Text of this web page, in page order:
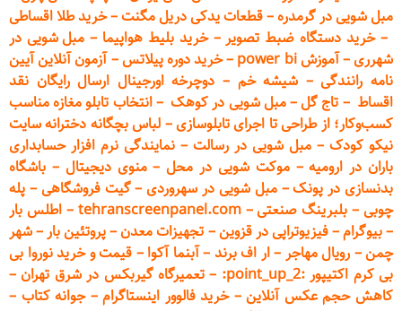
مبل شویی در گرمدره–قطعاتیدکی دریل مگنت–خرید طلا اقساطی
–خرید دستگاه ضبط تصویر–خرید بلیط هواپیما –مبل شویی در
شهرری–آموزش power bi –خرید دورهپیلاتس–آزمون آنلاین آیین
نامه رانندگی– شیشه خم – دوچرخه اورجینال ارسال رایگان نقد
اقساط – تاج گل–مبل شویی در کوهک–انتخاب تابلو مغازه مناسب
کسب‌وکار؛ از طراحی تا اجرای تابلوسازی– لباس بچگانه دخترانه سایت
نیکو کودک – مبل شویی در رسالت – نمایندگی نرم افزار حسابداری
باران در ارومیه–موکت شویی در محل–منوی دیجیتال – باشگاه
بدنسازی در پونک–مبل شویی در سهروردی–گیت فروشگاهی – پله
چوبی – بلبرینگ صنعتی–
tehranscreenpanel.com
–اطلس بار
–بیوگرام–فیزیوتراپی در قزوین– تجهیزات معدن–پروتئین بار–شهر
چمن– رویال مهاجر –ار اف برند –آبنما آکوا – قیمت و خرید نوروا بی
بی کرم اکتیپور :point_up_2:
– تعمیرگاه گیربکس در شرق تهران–
کاهش حجم عکس آنلاین–خرید فالوور اینستاگرام–جوانه کتاب –